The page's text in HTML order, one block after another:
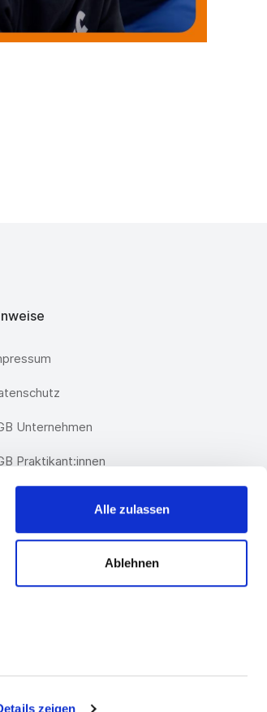
zeigen
Alle zulassen
Ablehnen
Unternehmen
Praktikant:innen